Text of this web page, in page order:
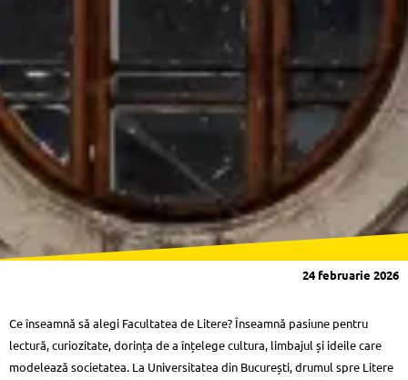
24 februarie 2026
Ce înseamnă să alegi Facultatea de Litere? Înseamnă pasiune pentru
lectură, curiozitate, dorința de a înțelege cultura, limbajul și ideile care
modelează societatea. La Universitatea din București, drumul spre Litere